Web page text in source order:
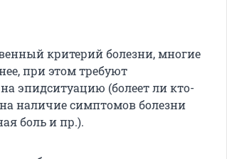
критерий болезни, многие
при этом требуют
эпидситуацию (болеет ли кто-
наличие симптомов болезни
боль и пр.).